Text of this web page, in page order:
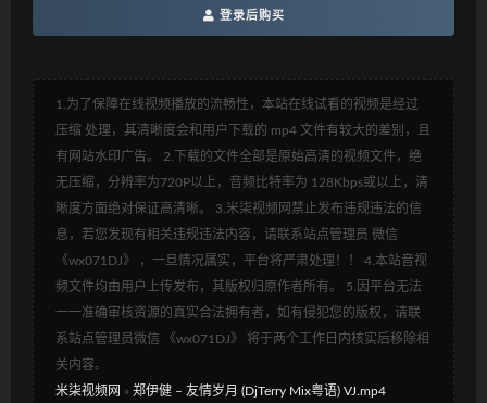
登录后购买
1.为了保障在线视频播放的流畅性，本站在线试看的视频是经过
压缩 处理，其清晰度会和用户下载的 mp4 文件有较大的差别，且
有网站水印广告。 2.下载的文件全部是原始高清的视频文件，绝
无压缩，分辨率为720P以上，音频比特率为 128Kbps或以上，清
晰度方面绝对保证高清晰。 3.米柒视频网禁止发布违规违法的信
息，若您发现有相关违规违法内容，请联系站点管理员 微信
《wx071DJ》 ，一旦情况属实，平台将严肃处理！！ 4.本站音视
频文件均由用户上传发布，其版权归原作者所有。 5.因平台无法
一一准确审核资源的真实合法拥有者，如有侵犯您的版权，请联
系站点管理员微信 《wx071DJ》 将于两个工作日内核实后移除相
关内容。
米柒视频网 » 郑伊健 – 友情岁月 (DjTerry Mix粤语) VJ.mp4